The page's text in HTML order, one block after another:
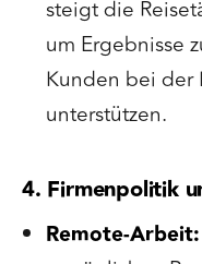
steigt die
um Ergebnisse
Kunden bei der
unterstützen.
4. Firmenpolitik
Remote-Arbeit: